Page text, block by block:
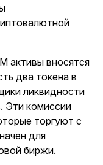
активы вносятся
два токена в
ликвидности
Эти комиссии
торгуют с
для
биржи.